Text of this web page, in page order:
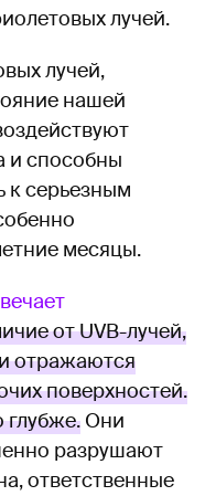
лучей.
лучей,
нашей
и способны
к серьезным
месяцы.
от UVB-лучей,
отражаются
поверхностей.
глубже. Они
разрушают
ответственные